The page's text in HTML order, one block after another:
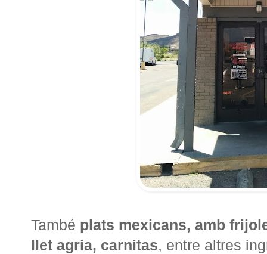
També plats mexicans, amb
llet agria, carnitas, entre altres